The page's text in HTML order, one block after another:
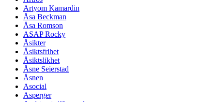
Artyom Kamardin
Åsa Beckman
Åsa Romson
ASAP Rocky
Åsikter
Åsiktsfrihet
Åsiktslikhet
Åsne Seierstad
Åsnen
Asocial
Asperger